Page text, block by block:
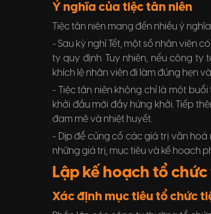
Ý nghĩa của tiệc tân niên
Tiệc tân niên mang đến nhiều ý
- Sau kỳ nghỉ Tết, một số nhân viên
ty quy định. Tuy nhiên, nếu công
khích lệ nhân viên đi làm đúng hẹn
- Tiệc tân niên không chỉ là một
khởi đầu mới đầy hứng khởi. Tiếp
đam mê và nhiệt huyết.
- Dịp để củng cố các giá trị văn
những giá trị, mục tiêu và kế hoạch
Lập kế hoạch tổ
Xác định mục tiêu tổ chức